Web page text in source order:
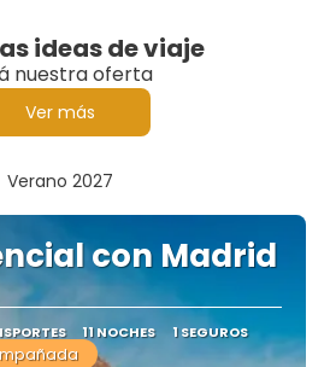
ideas de viaje
nuestra oferta
Ver más
Verano 2027
con Madrid
11 NOCHES 1 SEGUROS